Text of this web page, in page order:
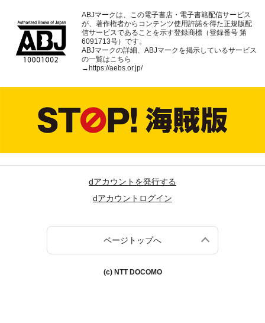
ABJマークは、この電子書店・電子書籍配信サービス
が、著作権者からコンテンツ使用許諾を得た正規版配
信サービスであることを示す登録商標（登録番号 第
6091713号）です。
ABJマークの詳細、ABJマークを掲示しているサービス
の一覧はこちら
→https://aebs.or.jp/
dアカウントを発行する
dアカウントログイン
ページトップへ
(c) NTT DOCOMO